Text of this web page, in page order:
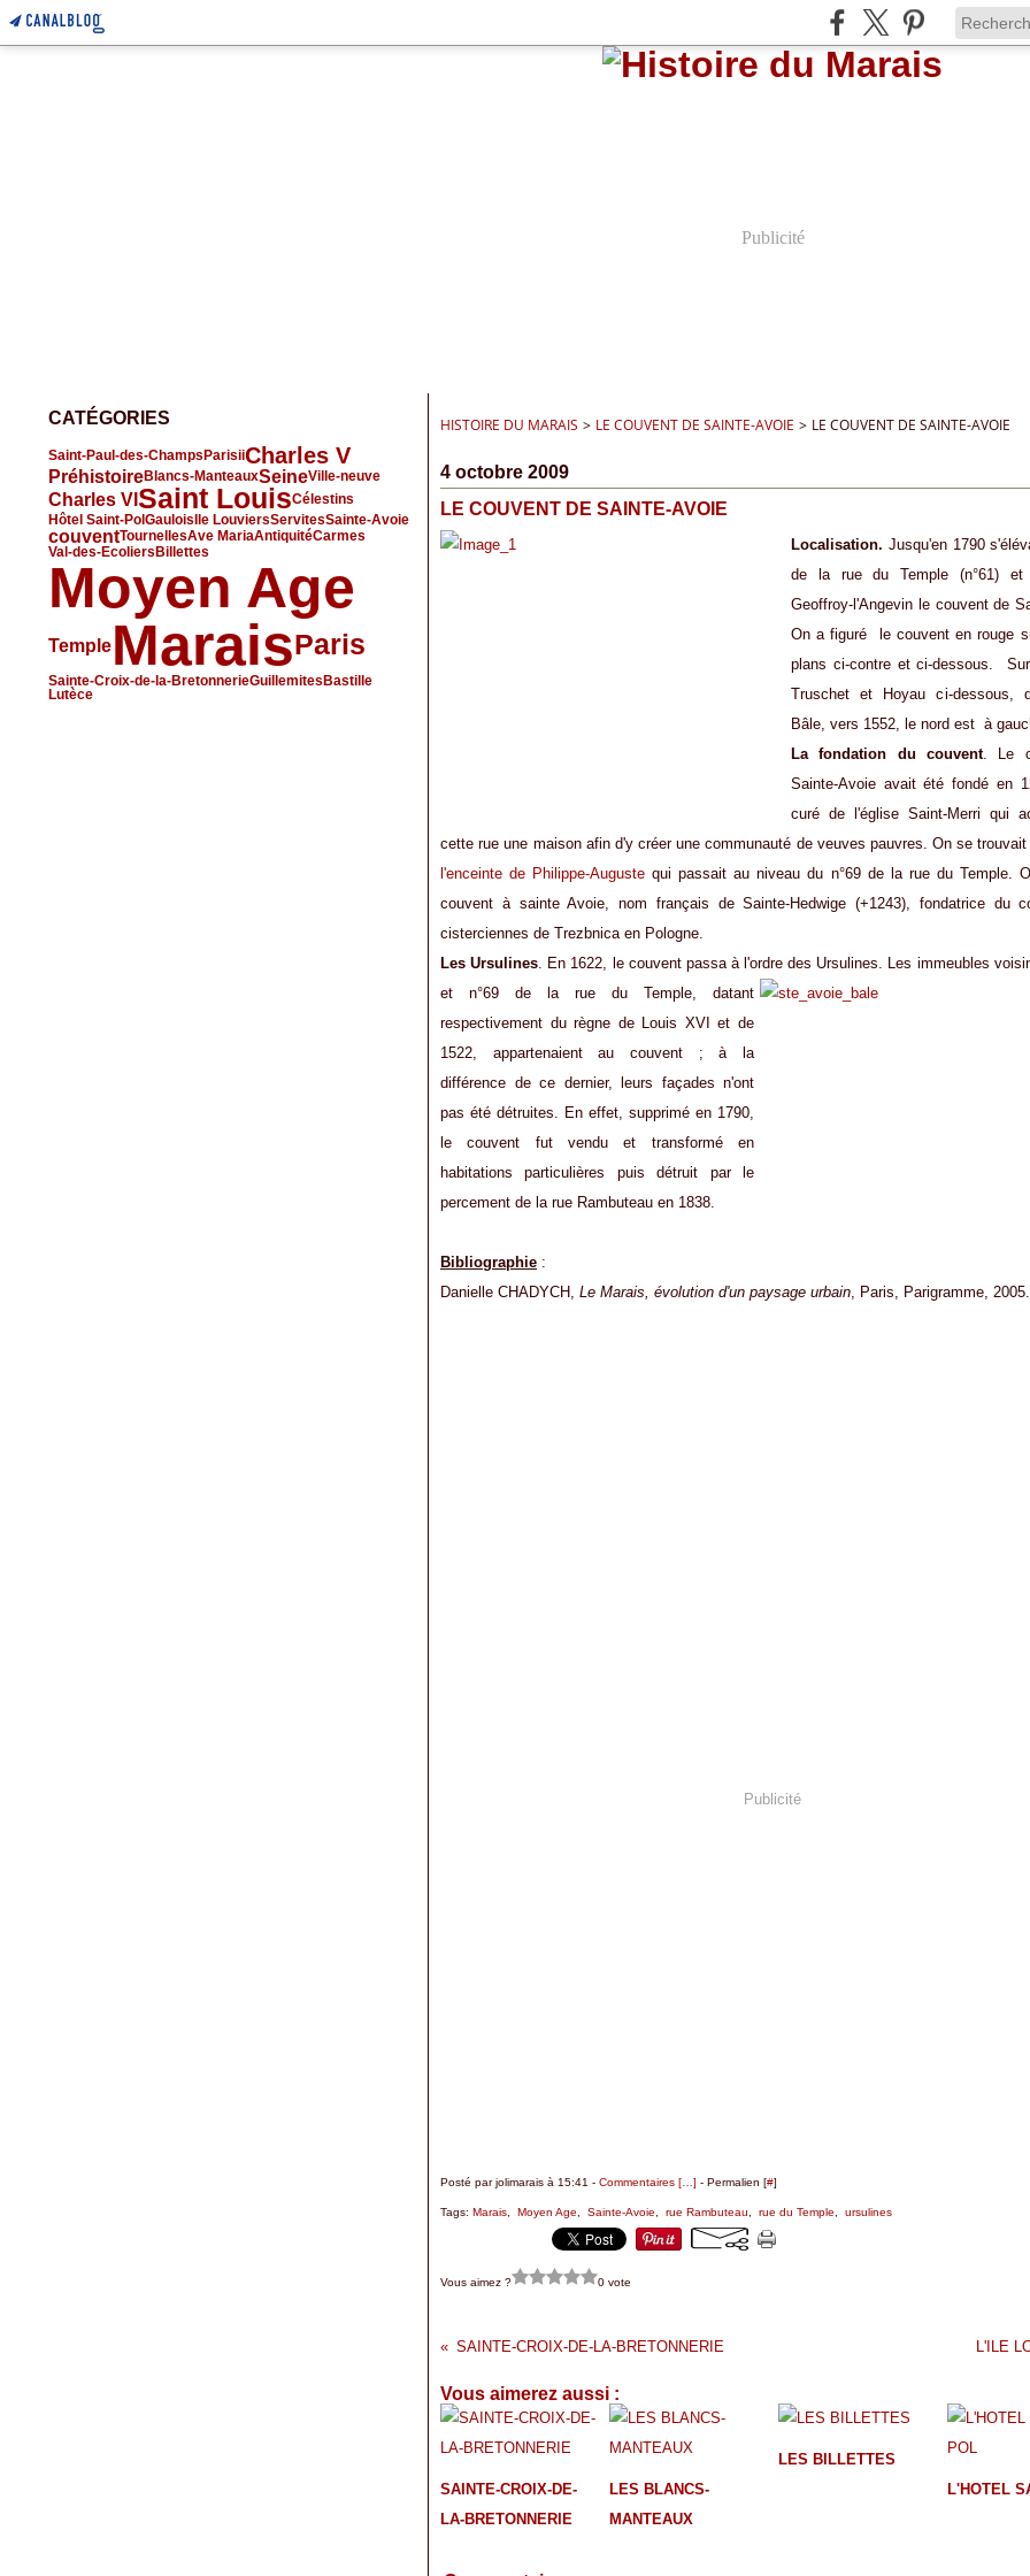
Publicité
CATÉGORIES
Saint-Paul-des-Champs ParisiiCharles V
PréhistoireBlancs-ManteauxSeineVille-neuve
Charles VISaint LouisCélestins
Hôtel Saint-Pol Gaulois Ile LouviersServitesSainte-Avoie
couventTournellesAve MariaAntiquitéCarmes
Val-des-Ecoliers Billettes
Moyen Age
TempleMaraisParis
Sainte-Croix-de-la-BretonnerieGuillemites Bastille
Lutèce
HISTOIRE DU MARAIS > LE COUVENT DE SAINTE-AVOIE > LE COUVENT DE SAINTE-AVOIE
4 octobre 2009
LE COUVENT DE SAINTE-AVOIE
Localisation. Jusqu'en 1790
de la rue du Temple (n°61)
Geoffroy-l'Angevin le couvent de
On a figuré le couvent en rouge
plans ci-contre et ci-dessous.
Truschet et Hoyau ci-dessous,
Bâle, vers 1552, le nord est à
La fondation du couvent. Le
Sainte-Avoie avait été fondé en
curé de l'église Saint-Merri qui
cette rue une maison afin d'y créer une communauté de veuves pauvres. On se
l'enceinte de Philippe-Auguste qui passait au niveau du n°69 de la rue du Temple.
couvent à sainte Avoie, nom français de Sainte-Hedwige (+1243), fondatrice du
cisterciennes de Trezbnica en Pologne.
Les Ursulines. En 1622, le couvent passa à l'ordre des Ursulines. Les immeubles
et n°69 de la rue du
Temple, datant
respectivement du règne de Louis XVI et de
1522, appartenaient au couvent ; à la
différence de ce dernier, leurs façades n'ont
pas été détruites. En effet, supprimé en 1790,
le couvent fut vendu et transformé en
habitations particulières puis détruit par le
percement de la rue Rambuteau en 1838.
Bibliographie :
Danielle CHADYCH, Le Marais, évolution d'un paysage urbain, Paris, Parigramme, 2005.
Publicité
Posté par jolimarais à 15:41 - Commentaires [ ] - Permalien [#]
Tags: Marais Moyen Age Sainte-Avoie rue Rambuteau rue du Temple ursulines
Vous aimez ? 0 vote
SAINTE-CROIX-DE-LA-BRETONNERIE L'ILE
Vous aimerez aussi :
SAINTE-CROIX-DE-
LA-BRETONNERIE
LES BLANCS-
MANTEAUX
LES BILLETTES
L'HOTEL